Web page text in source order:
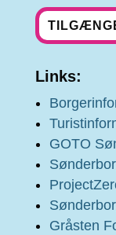
Links:
GOTO
Gråsten